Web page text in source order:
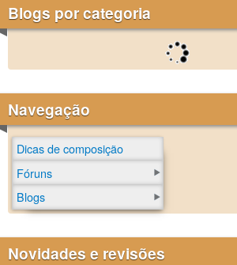
Blogs por categoria
Navegação
Dicas de composição
Fóruns
Blogs
Novidades e revisões